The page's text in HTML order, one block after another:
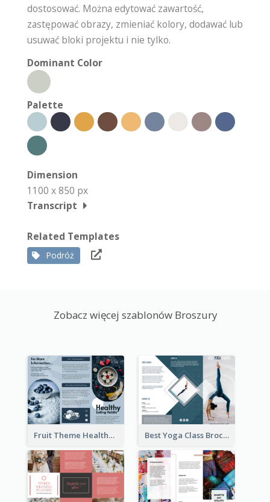
dostosować. Można edytować zawartość,
zastępować obrazy, zmieniać kolory, dodawać lub
usuwać bloki projektu i nie tylko.
Dominant Color
Palette
Dimension
1100 x 850 px
Transcript
Related Templates
Podróż
Zobacz więcej szablonów Broszury
Fruit Theme Healthy Eating Habit Brochure Best Yoga Class Brochure